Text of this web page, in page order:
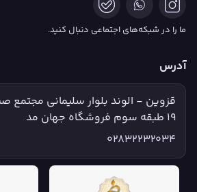
ما را در شبکه‌های اجتماعی دنبال کنید.
آدرس
قزوین - الوند بلوار سلیمانی مجتمع
۱۹ طبقه سوم فروشگاه جهان مد
02832232034